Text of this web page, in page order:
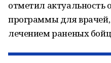
отметил актуальность
программы для
лечением раненых